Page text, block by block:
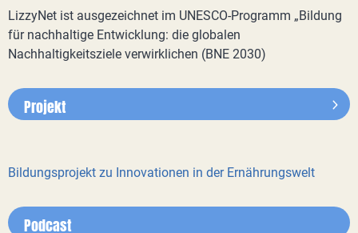
LizzyNet ist ausgezeichnet im UNESCO-Programm „Bildung
für nachhaltige Entwicklung: die globalen
Nachhaltigkeitsziele verwirklichen (BNE 2030)
Projekt
Bildungsprojekt zu Innovationen in der Ernährungswelt
Podcast